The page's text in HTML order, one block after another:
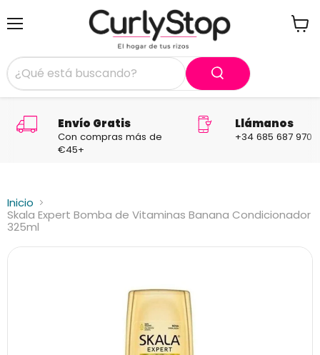
Envío Gratis
Con compras más de
€45+
Llámanos
+34 685 687 970
Inicio
Skala Expert Bomba de Vitaminas Banana Condicionador
325ml